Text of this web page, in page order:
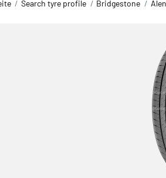
Search tyre profile Bridgestone